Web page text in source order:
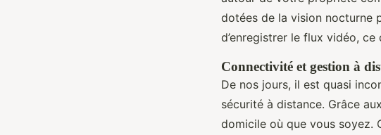
dotées de la vision nocturne
d’enregistrer le flux vidéo,
Connectivité et gestion à
De nos jours, il est quasi
sécurité à distance. Grâce
domicile où que vous soyez.